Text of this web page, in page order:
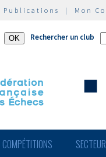
Publications | Mon
Rechercher un club
COMPÉTITIONS